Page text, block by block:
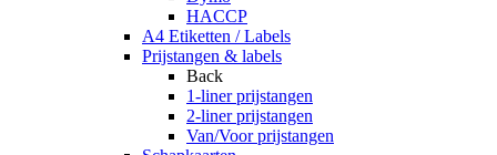
HACCP
A4 Etiketten / Labels
Prijstangen & labels
Back
1-liner prijstangen
2-liner prijstangen
Van/Voor prijstangen